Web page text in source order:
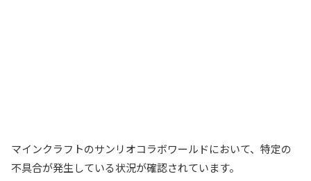
マインクラフトのサンリオコラボワールドにおいて、特定の
不具合が発生している状況が確認されています。